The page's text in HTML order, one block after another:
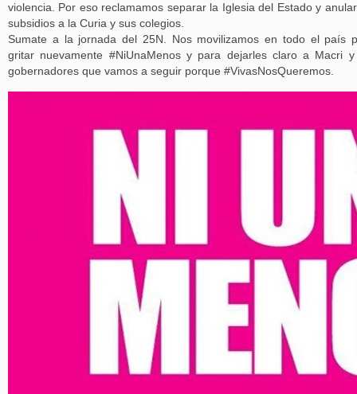
violencia. Por eso reclamamos separar la Iglesia del Estado y
subsidios a la Curia y sus colegios.
Sumate a la jornada del 25N. Nos movilizamos en todo el país
gritar nuevamente #NiUnaMenos y para dejarles claro a Macri
gobernadores que vamos a seguir porque #VivasNosQueremos.